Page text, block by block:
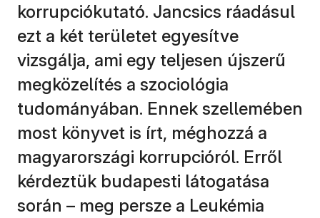
korrupciókutató. Jancsics ráadásul
ezt a két területet egyesítve
vizsgálja, ami egy teljesen újszerű
megközelítés a szociológia
tudományában. Ennek szellemében
most könyvet is írt, méghozzá a
magyarországi korrupcióról. Erről
kérdeztük budapesti látogatása
során – meg persze a Leukémia